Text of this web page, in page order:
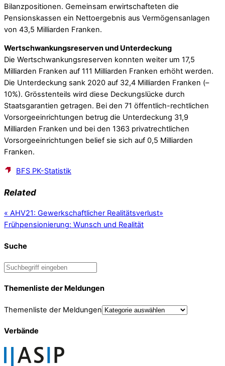
Bilanzpositionen. Gemeinsam erwirtschafteten die
Pensionskassen ein Nettoergebnis aus Vermögensanlagen
von 43,5 Milliarden Franken.
Wertschwankungsreserven und Unterdeckung
Die Wertschwankungsreserven konnten weiter um 17,5
Milliarden Franken auf 111 Milliarden Franken erhöht werden.
Die Unterdeckung sank 2020 auf 32,4 Milliarden Franken (–
10%). Grösstenteils wird diese Deckungslücke durch
Staatsgarantien getragen. Bei den 71 öffentlich-rechtlichen
Vorsorgeeinrichtungen betrug die Unterdeckung 31,9
Milliarden Franken und bei den 1363 privatrechtlichen
Vorsorgeeinrichtungen belief sie sich auf 0,5 Milliarden
Franken.
BFS PK-Statistik
Related
« AHV21: Gewerkschaftlicher Realitätsverlust»
Frühpensionierung: Wunsch und Realität
Suche
Themenliste der Meldungen
Themenliste der Meldungen
Verbände